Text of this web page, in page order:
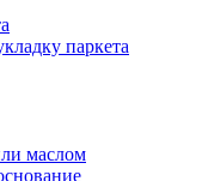
паркета
маслом